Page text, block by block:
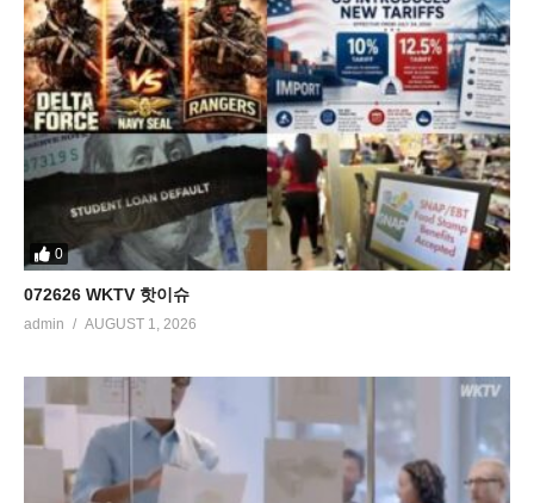
0
072626 WKTV 핫이슈
admin AUGUST 1, 2026